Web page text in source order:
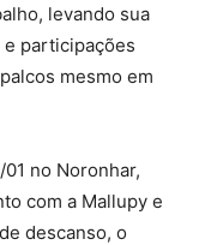
levando sua
e participações
mesmo em
no Noronhar,
com a Mallupy e
descanso, o